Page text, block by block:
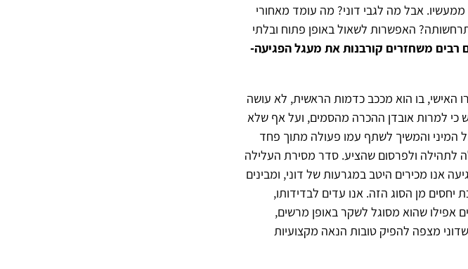
אבל מה לגבי דוני? מה עומד מאחורי
האפשרות לשאול באופן פתוח ובלתי
רבים משחזרים קורבנות את מעגל הפגיעה-
האישי, בו הוא מככב כדמות הראשית, לא עושה
כי למרות אובדן ההכרה מהסמים, ועל אף שלא
המיני והמשיך לשתף עמו פעולה מתוך פחד
לתהילה ולפרסום שהציע. סדר מסירת העלילה
אנו מכירים היטב במגרעות של דוני, ומבינים
מן הסוג הזה. אנו עדים לבדידותו,
אפילו שהוא מסוגל לשקר באופן מרשים,
מצפה להפיק טובות הנאה מקצועיות